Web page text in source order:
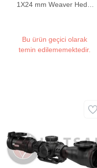
1X24 mm Weaver Hedef
Bu ürün geçici olarak
temin edilememektedir.